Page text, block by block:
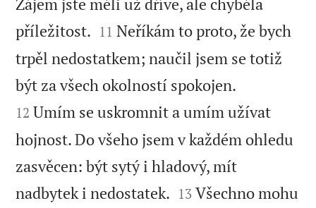
příležitost. 

11 Neříkám to proto, že bych
trpěl nedostatkem; naučil jsem se totiž
být za všech okolností spokojen.
12 Umím se uskromnit a umím užívat
hojnost. Do všeho jsem v každém ohledu
zasvěcen: být sytý i hladový, mít
nadbytek i nedostatek. 

13 Všechno mohu